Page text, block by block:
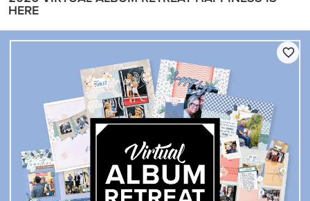
HERE